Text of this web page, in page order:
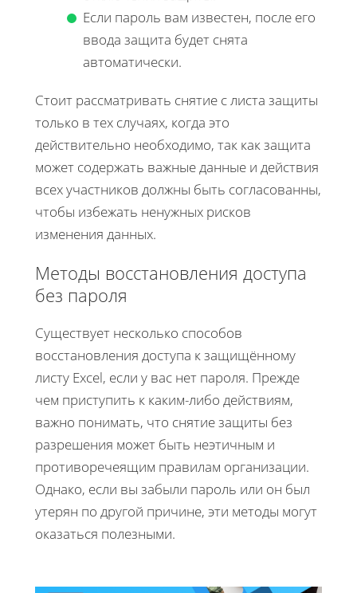
Если пароль вам известен, после его
ввода защита будет снята
автоматически.
Стоит рассматривать снятие с листа защиты
только в тех случаях, когда это
действительно необходимо, так как защита
может содержать важные данные и действия
всех участников должны быть согласованны,
чтобы избежать ненужных рисков
изменения данных.
Методы восстановления доступа
без пароля
Существует несколько способов
восстановления доступа к защищённому
листу Excel, если у вас нет пароля. Прежде
чем приступить к каким-либо действиям,
важно понимать, что снятие защиты без
разрешения может быть неэтичным и
противоречеящим правилам организации.
Однако, если вы забыли пароль или он был
утерян по другой причине, эти методы могут
оказаться полезными.